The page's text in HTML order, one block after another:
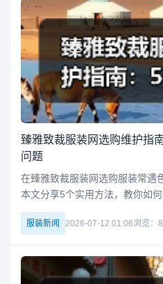
臻雅致裁服装网选购维护指
问题
在臻雅致裁服装网选购服装常遇
本文分享5个实用方法，教你如
踩坑并正确维护衣物。立即查看
服装新闻 2026-07-12 01:06浏览：